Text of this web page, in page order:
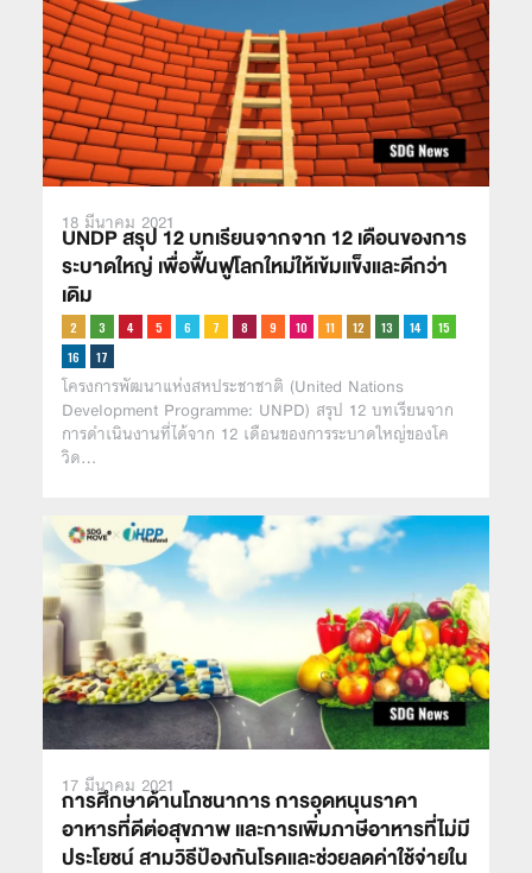
18 มีนาคม 2021
UNDP สรุป 12 บทเรียนจากจาก 12 เดือนของการ
ระบาดใหญ่ เพื่อฟื้นฟูโลกใหม่ให้เข้มแข็งและดีกว่า
เดิม
โครงการพัฒนาแห่งสหประชาชาติ (United Nations
Development Programme: UNPD) สรุป 12 บทเรียนจาก
การดำเนินงานที่ได้จาก 12 เดือนของการระบาดใหญ่ของโค
วิด…
17 มีนาคม 2021
การศึกษาด้านโภชนาการ การอุดหนุนราคา
อาหารที่ดีต่อสุขภาพ และการเพิ่มภาษีอาหารที่ไม่มี
ประโยชน์ สามวิธีป้องกันโรคและช่วยลดค่าใช้จ่ายใน